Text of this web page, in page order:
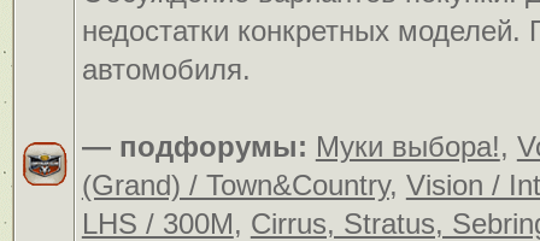
недостатки конкретных
автомобиля.
— подфорумы: Муки выбора!,
(Grand) / Town&Country, Vision /
LHS / 300M, Cirrus, Stratus,